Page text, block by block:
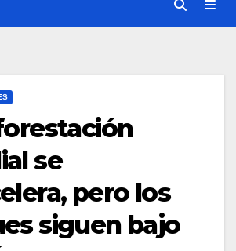
se
pero los
siguen bajo